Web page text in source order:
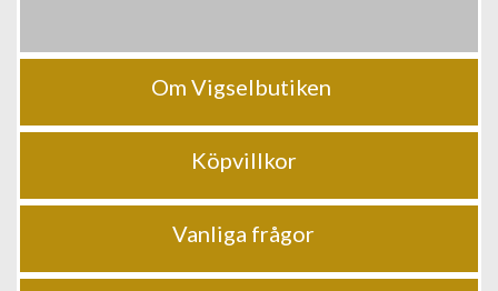
Om Vigselbutiken
Köpvillkor
Vanliga frågor